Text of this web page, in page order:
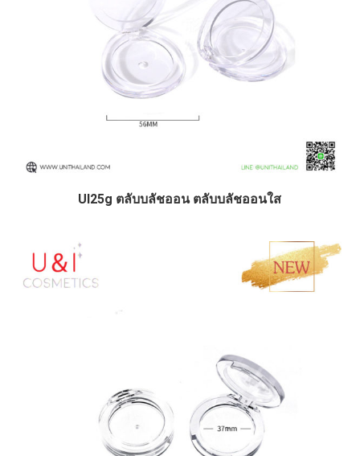
UI25g ตลับบลัชออน ตลับบลัชออนใส